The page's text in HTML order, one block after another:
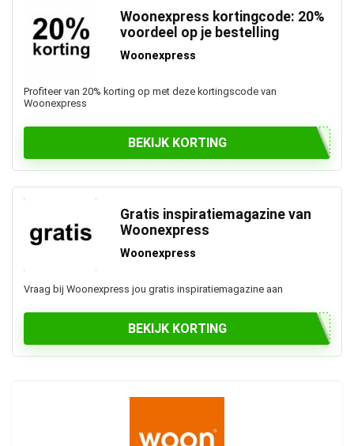
Woonexpress kortingcode: 20%
voordeel op je bestelling
Woonexpress
Profiteer van 20% korting op met deze kortingscode van
Woonexpress
BEKIJK KORTING
Gratis inspiratiemagazine van
Woonexpress
Woonexpress
Vraag bij Woonexpress jou gratis inspiratiemagazine aan
BEKIJK KORTING